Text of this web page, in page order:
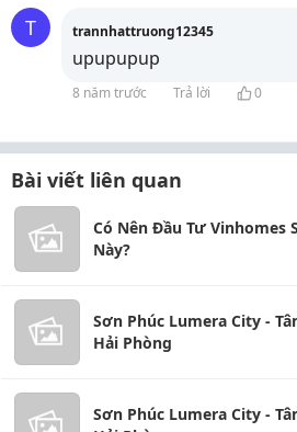
T trannhattruong12345
upupupup
8 năm trước Trả lời 0
Bài viết liên quan
Có Nên Đầu Tư Vinhomes
Này?
Sơn Phúc Lumera City -
Hải Phòng
Sơn Phúc Lumera City -